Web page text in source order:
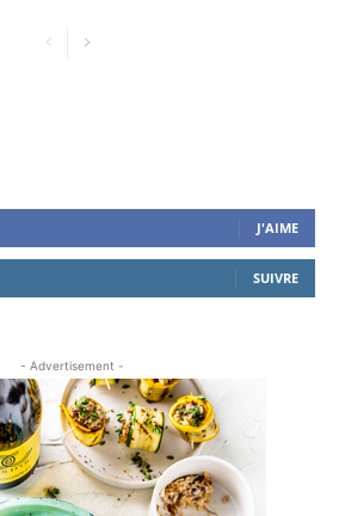
J'AIME
SUIVRE
- Advertisement -